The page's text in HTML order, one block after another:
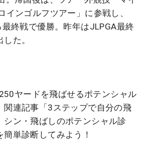
インゴルフツアー」に参戦し、
終戦で優勝。昨年はJLPGA最終
た。
ヤードを飛ばせるポテンシャル
連記事「3ステップで自分の飛
ン・飛ばしのポテンシャル診
単診断してみよう！